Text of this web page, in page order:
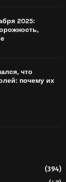
2025:
что
почему их
(394)